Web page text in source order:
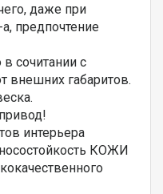
даже при
предпочтение
в сочитании с
внешних габаритов.
интерьера
КОЖИ